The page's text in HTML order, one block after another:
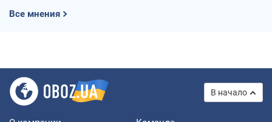
Все мнения
В начало